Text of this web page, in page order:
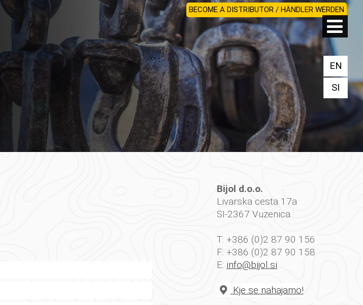
EN
SI
BECOME A DISTRIBUTOR / HÄNDLER WERDEN
Bijol d.o.o.
Livarska cesta 17a
SI-2367 Vuzenica
T: +386 (0)2 87 90 156
F: +386 (0)2 87 90 158
E: info@bijol.si
Kje se nahajamo!